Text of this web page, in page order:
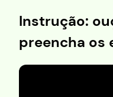
Instrução:
preencha os